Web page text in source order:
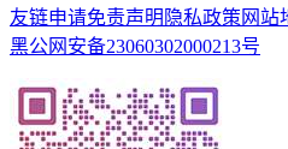
友链申请免责声明 隐私政策 网站
黑公网安备23060302000213号